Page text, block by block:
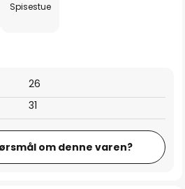
Spisestue
31
26
om denne varen?